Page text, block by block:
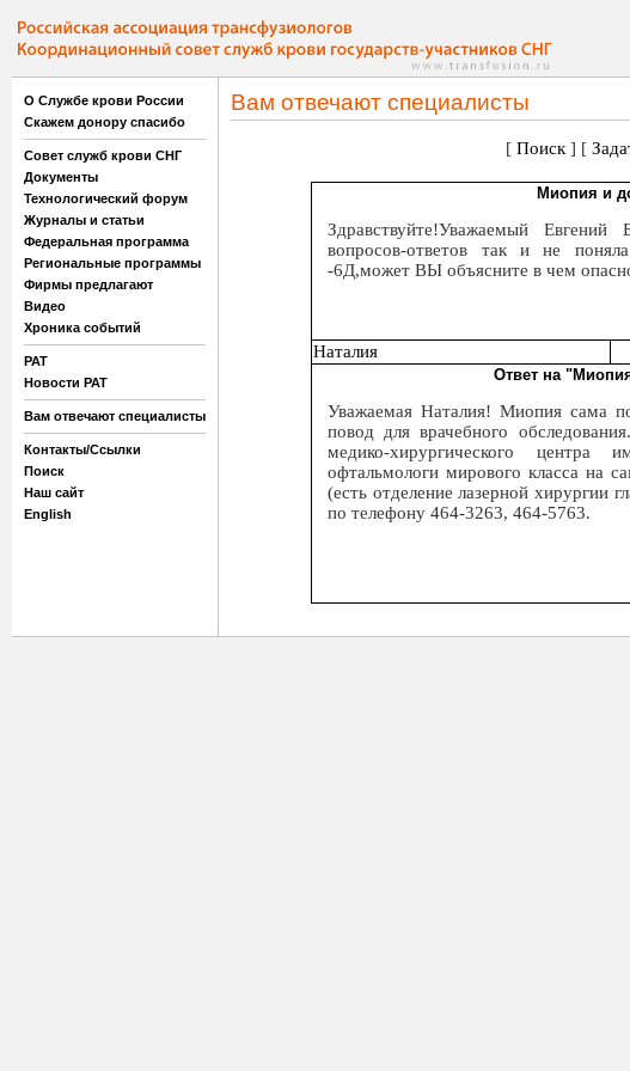
О Службе крови России
Скажем донору спасибо
Совет служб крови СНГ
Документы
Технологический форум
Журналы и статьи
Федеральная программа
Региональные программы
Фирмы предлагают
Видео
Хроника событий
РАТ
Новости РАТ
Вам отвечают специалисты
Контакты/Ссылки
Поиск
Наш сайт
English
Вам отвечают специалисты
[ Поиск] [
Миопия и
Здравствуйте!Уважаемый Евгений
вопросов-ответов так и не
-6Д,может ВЫ объясните в чем
Наталия
Ответ на
Уважаемая Наталия! Миопия сама
повод для врачебного
медико-хирургического центра
офтальмологи мирового класса на
(есть отделение лазерной хирургии
по телефону 464-3263, 464-5763.